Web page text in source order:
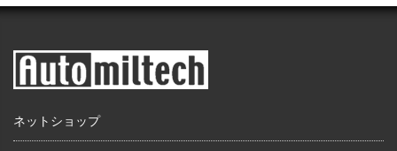
ネットショップ